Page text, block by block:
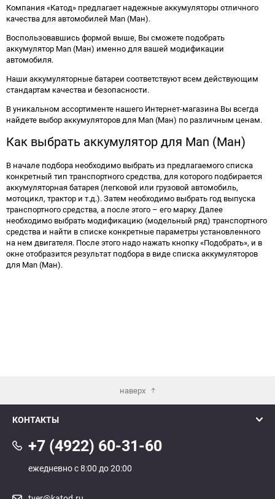
Компания «Катод» предлагает надежные аккумуляторы отличного
качества для автомобилей Man (Ман).
Воспользовавшись формой выше, Вы сможете подобрать
аккумулятор Man (Ман) именно для вашей модификации
автомобиля.
Наши аккумуляторные батареи соответствуют всем действующим
стандартам качества и безопасности.
В уникальном ассортименте нашего Интернет-магазина Вы всегда
найдете выбор аккумуляторов для Man (Ман) по различным ценам.
Как выбрать аккумулятор для Man (Ман)
В начале подбора необходимо выбрать из предлагаемого списка
конкретный тип транспортного средства, для которого подбирается
аккумуляторная батарея (легковой или грузовой автомобиль,
мотоцикл, трактор и т.д.). Затем необходимо выбрать год выпуска
транспортного средства, а после этого – его марку. Далее
необходимо выбрать модификацию (модельный ряд) транспортного
средства и найти в списке конкретные параметры установленного
на нем двигателя. После этого надо нажать кнопку «Подобрать», и в
окне отобразится результат подбора в виде списка аккумуляторов
для Man (Ман).
наверх
КОНТАКТЫ
+7 (4922) 60-31-60
ежедневно с 8:00 до 20:00